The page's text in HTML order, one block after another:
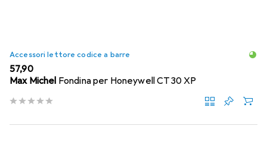
Accessori lettore codice a barre
EUR
57,90
Max Michel Fondina per Honeywell CT30 XP